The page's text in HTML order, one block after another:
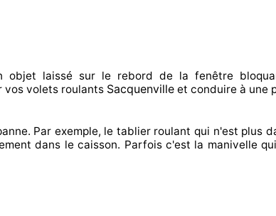
objet laissé sur le rebord de la fenêtre
vos volets roulants Sacquenville et conduire à une
Par exemple, le tablier roulant qui n'est plus
dans le caisson. Parfoisc'est la manivelle